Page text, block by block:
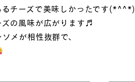
チーズで美味しかったです(*^^*)
の風味が広がります♬
メが相性抜群で、